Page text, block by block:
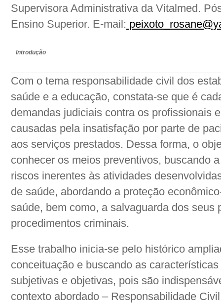
Supervisora Administrativa da Vitalmed.
Ensino Superior. E-mail:
Introdução
Com o tema responsabilidade civil dos
saúde e a educação, constata-se que é
demandas judiciais contra os profissionais
causadas pela insatisfação por parte de
aos serviços prestados. Dessa forma, o
conhecer os meios preventivos, buscando
riscos inerentes às atividades
de saúde, abordando a proteção
saúde, bem como, a salvaguarda dos seus
procedimentos criminais.
Esse trabalho inicia-se pelo histórico
conceituação e buscando as
subjetivas e objetivas, pois são
contexto abordado – Responsabilidade